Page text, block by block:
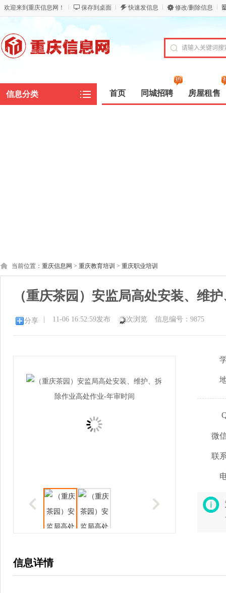
欢迎来到重庆信息网！ 保存到桌面 快速发信息 修改/删除信息
信息分类 首页 同城招聘 房屋租售
当前位置： 重庆信息网 > 重庆教育培训 > 重庆职业培训
（重庆茶园）安监局高处安装、维
分享 11-06 16:52:59发布 次浏览 信息编号：9875
微
联
信息详情